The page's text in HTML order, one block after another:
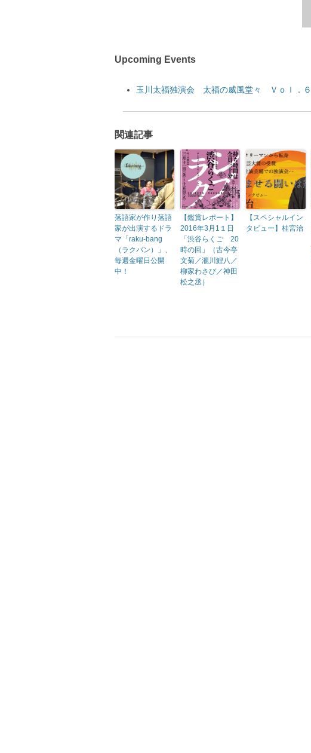
Upcoming Events
玉川太福独演会 太福の威風堂々 Ｖｏｌ．６
関連記事
落語家が作り落語
家が出演するドラ
マ「raku-bang
（ラクバン）」、
毎週金曜日公開
中！
【鑑賞レポート】
2016年3月1１日
「渋谷らくご 20
時の回」（古今亭
文菊／瀧川鯉八／
柳家わさび／神田
松之丞）
【スペシャルイン
タビュー】桂宮治